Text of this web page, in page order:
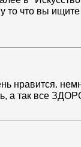
то что вы ищите
нравится.
а так все